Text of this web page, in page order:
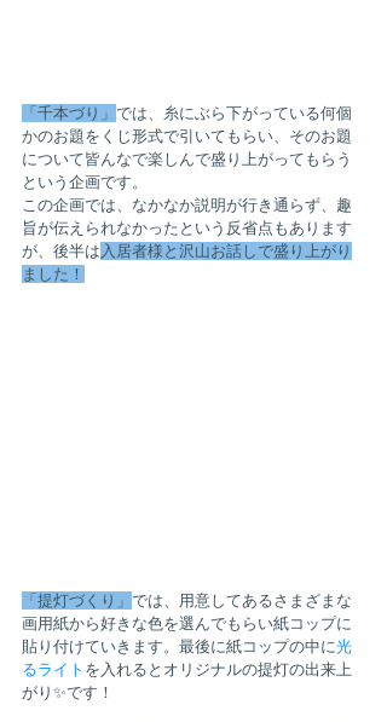
「千本づり」 では、糸にぶら下がっている何個
かのお題をくじ形式で引いてもらい、そのお題
について皆んなで楽しんで盛り上がってもらう
という企画です。
この企画では、なかなか説明が行き通らず、趣
旨が伝えられなかったという反省点もあります
が、後半は 入居者様と沢山お話しで盛り上がり
ました！
「提灯づくり」 では、用意してあるさまざまな
画用紙から好きな色を選んでもらい紙コップに
貼り付けていきます。最後に紙コップの中に光
るライト を入れるとオリジナルの提灯の出来上
がり✨です！